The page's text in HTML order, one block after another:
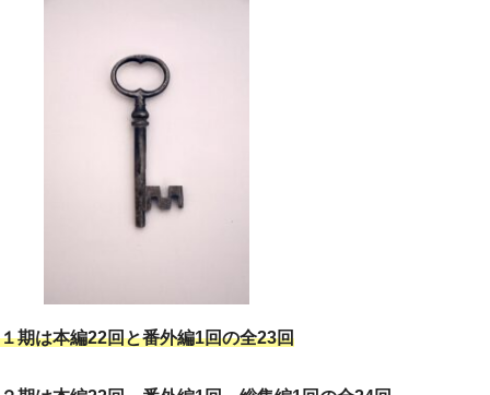
１期は本編22回と番外編1回の全23回